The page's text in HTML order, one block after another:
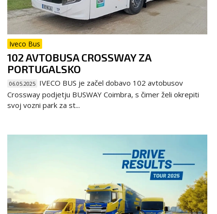
Iveco Bus
102 AVTOBUSA CROSSWAY ZA
PORTUGALSKO
06.05.2025 IVECO BUS je začel dobavo 102 avtobusov
Crossway podjetju BUSWAY Coimbra, s čimer želi okrepiti
svoj vozni park za st...